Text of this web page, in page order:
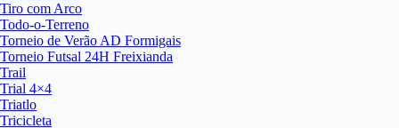
Tiro com Arco
Todo-o-Terreno
Torneio de Verão AD Formigais
Torneio Futsal 24H Freixianda
Trail
Trial 4×4
Triatlo
Tricicleta